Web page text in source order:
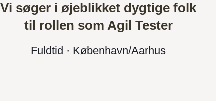
Vi søger i øjeblikket dygtige folk
til rollen som Agil Tester
Fuldtid · København/Aarhus